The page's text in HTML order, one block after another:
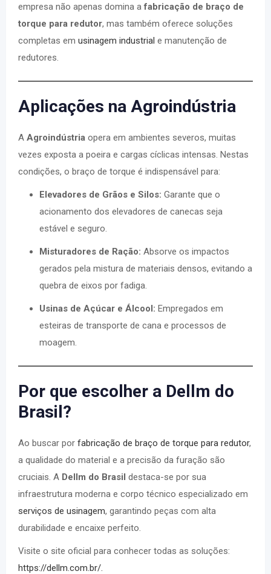
empresa não apenas domina afabricação de braço de
torque para redutor, mas também oferece soluções
completas em usinagem industrial e manutenção de
redutores.
Aplicações na Agroindústria
A Agroindústria opera em ambientes severos, muitas
vezes exposta a poeira e cargas cíclicas intensas. Nestas
condições, o braço de torque é indispensável para:
Elevadores de Grãos e Silos: Garante que o
acionamento dos elevadores de canecas seja
estável e seguro.
Misturadores de Ração: Absorve os impactos
gerados pela mistura de materiais densos, evitando a
quebra de eixos por fadiga.
Usinas de Açúcar e Álcool: Empregados em
esteiras de transporte de cana e processos de
moagem.
Por que escolher a Dellm do
Brasil?
Ao buscar por fabricação de braço de torque para redutor,
a qualidade do material e a precisão da furação são
cruciais. A Dellm do Brasil destaca-se por sua
infraestrutura moderna e corpo técnico especializado em
serviços de usinagem, garantindo peças com alta
durabilidade e encaixe perfeito.
Visite o site oficial para conhecer todas as soluções:
https://dellm.com.br/.